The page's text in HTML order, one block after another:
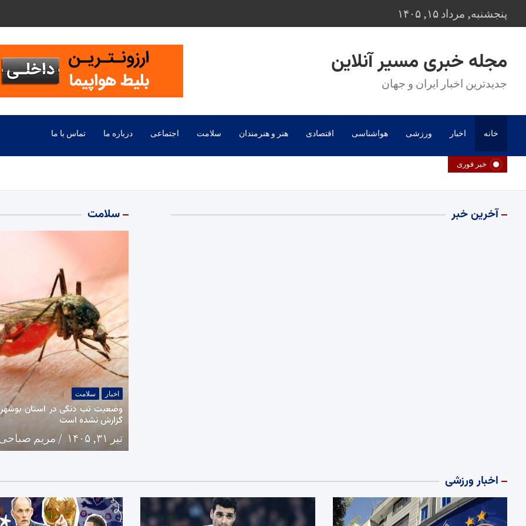
to
پنجشنبه, مرداد ۱۵, ۱۴۰۵
مجله خبری مسیر آنلاین
جدیدترین اخبار ایران و جهان
خانه اخبار ورزشی هواشناسی اقتصادی هنر و هنرمندان سلامت اجتماعی درباره ما تماس با ما
خبر فوری
آخرین خبر سلامت
اخبار سلامت
وضعیت تب دنگی در استان
گزارش نشده است
تیر ۳۱, ۱۴۰۵ مریم
اخبار ورزشی